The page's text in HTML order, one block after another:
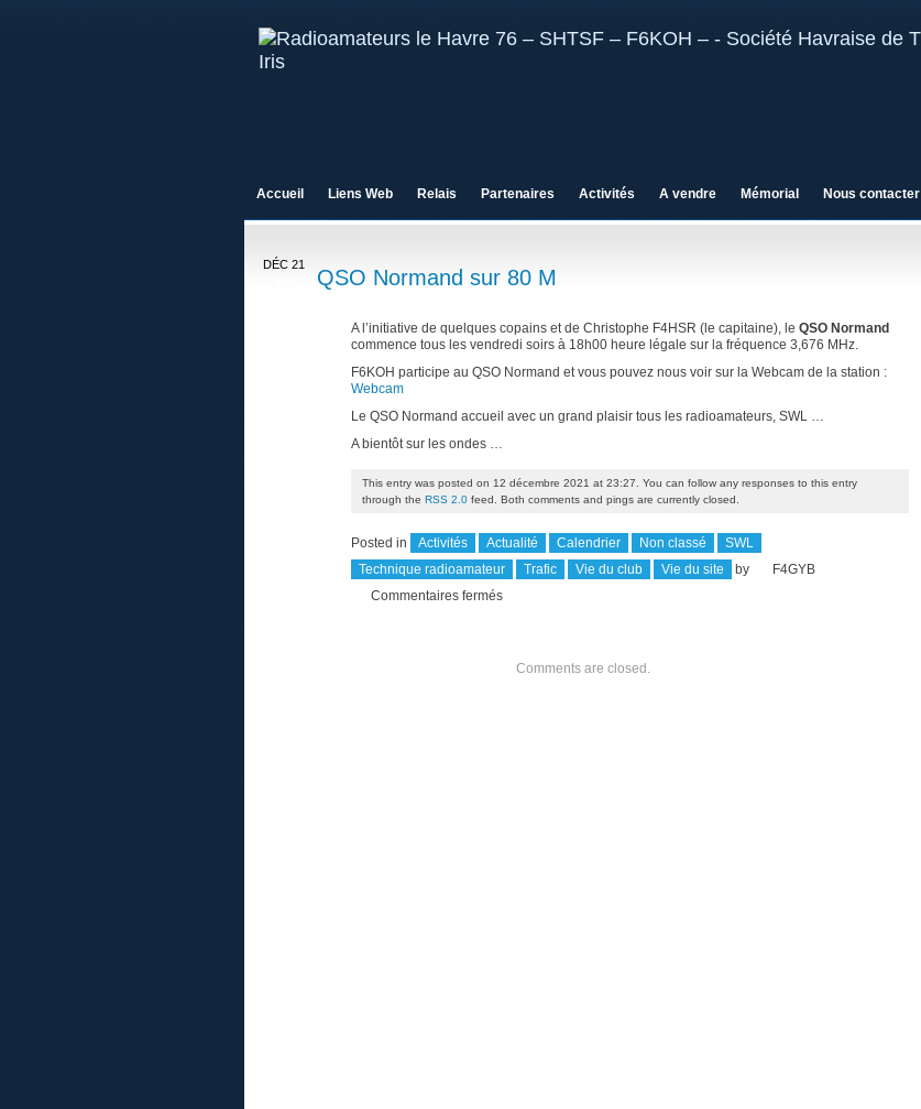
DÉC 21
QSO Normand sur 80 M
A l’initiative de quelques copains et de Christophe F4HSR (le capitaine), le QSO Normand
commence tous les vendredi soirs à 18h00 heure légale sur la fréquence 3,676 MHz.
F6KOH participe au QSO Normand et vous pouvez nous voir sur la Webcam de la station :
Webcam
Le QSO Normand accueil avec un grand plaisir tous les radioamateurs, SWL …
A bientôt sur les ondes …
This entry was posted on 12 décembre 2021 at 23:27. You can follow any responses to this entry
through the RSS 2.0 feed. Both comments and pings are currently closed.
Posted in Activités Actualité Calendrier Non classé
SWL
Technique radioamateur
Trafic Vie du club Vie du site by
F4GYB
Commentaires ferméssur
surComments are closed.
Accueil Liens Web Relais Partenaires Activités A vendre Mémorial Nous contacter